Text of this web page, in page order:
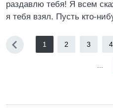
раздавлю тебя! Я всем
я тебя взял. Пусть кто-
1 2 3 4